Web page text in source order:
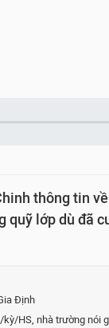
thông tin
quỹ lớp dù đã
Định
HS, nhà trường nói